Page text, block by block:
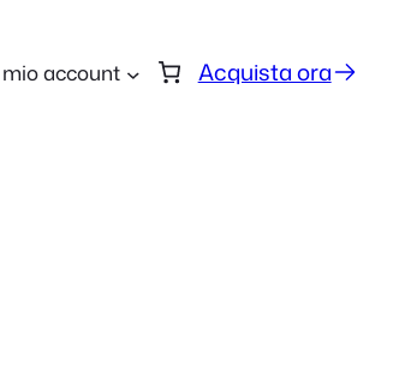
mio account Acquista ora